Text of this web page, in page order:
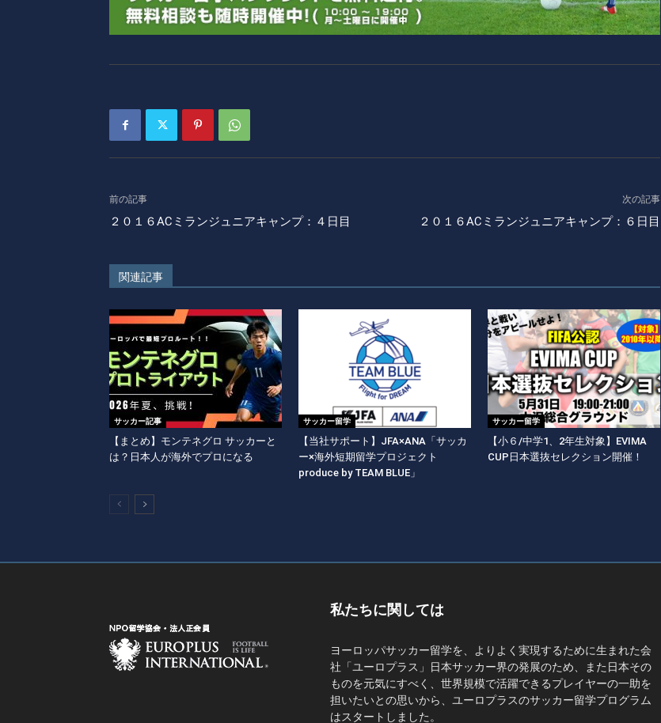
前の記事
２０１６ACミランジュニアキャンプ：４日目
次の記事
２０１６ACミランジュニアキャンプ：６日目
関連記事
サッカー記事
【まとめ】モンテネグロ サッカーと
は？日本人が海外でプロになる
サッカー留学
【当社サポート】JFA×ANA「サッカ
ー×海外短期留学プロジェクト
produce by TEAM BLUE」
サッカー留学
【小６/中学1、2年生対象】EVIMA
CUP日本選抜セレクション開催！
私たちに関しては
ヨーロッパサッカー留学を、よりよく実現するために生まれた会
社「ユーロプラス」日本サッカー界の発展のため、また日本その
ものを元気にすべく、世界規模で活躍できるプレイヤーの一助を
担いたいとの思いから、ユーロプラスのサッカー留学プログラム
はスタートしました。